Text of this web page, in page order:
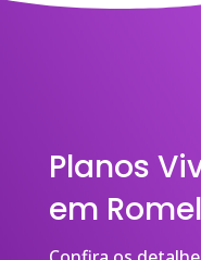
Planos
em